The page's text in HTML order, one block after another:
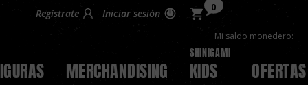
Regístrate Iniciar sesión 0
Mi saldo monedero:
MERCHANDISING
SHINIGAMI
KIDS OFERTAS